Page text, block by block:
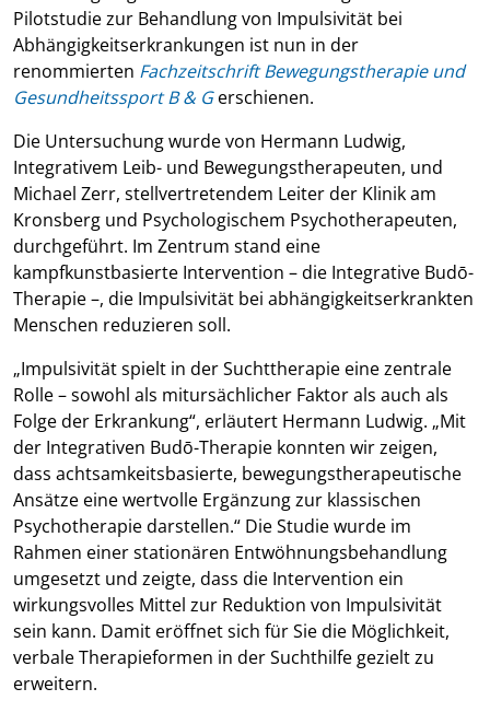
Pilotstudie zur Behandlung von Impulsivität bei
Abhängigkeitserkrankungen ist nun in der
renommierten Fachzeitschrift Bewegungstherapie und
Gesundheitssport B & Gerschienen.
Die Untersuchung wurde von Hermann Ludwig,
Integrativem Leib- und Bewegungstherapeuten, und
Michael Zerr, stellvertretendem Leiter der Klinik am
Kronsberg und Psychologischem Psychotherapeuten,
durchgeführt. Im Zentrum stand eine
kampfkunstbasierte Intervention – die Integrative Budō-
Therapie –, die Impulsivität bei abhängigkeitserkrankten
Menschen reduzieren soll.
„Impulsivität spielt in der Suchttherapie eine zentrale
Rolle – sowohl als mitursächlicher Faktor als auch als
Folge der Erkrankung“, erläutert Hermann Ludwig. „Mit
der Integrativen Budō-Therapie konnten wir zeigen,
dass achtsamkeitsbasierte, bewegungstherapeutische
Ansätze eine wertvolle Ergänzung zur klassischen
Psychotherapie darstellen.“ Die Studie wurde im
Rahmen einer stationären Entwöhnungsbehandlung
umgesetzt und zeigte, dass die Intervention ein
wirkungsvolles Mittel zur Reduktion von Impulsivität
sein kann. Damit eröffnet sich für Sie die Möglichkeit,
verbale Therapieformen in der Suchthilfe gezielt zu
erweitern.